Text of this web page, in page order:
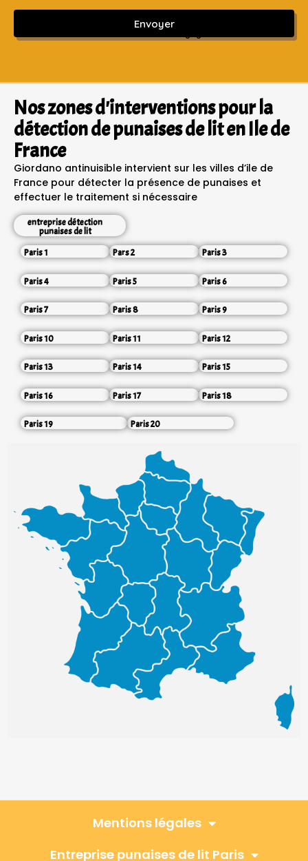
Envoyer
Sans engagement ni frais cachés
Nos zones d'interventions pour la
détection de punaises de lit en Ile de
France
Giordano antinuisible intervient sur les villes d’ile de
France pour détecter la présence de punaises et
effectuer le traitement si nécessaire
entreprise détection
punaises de lit
Paris 1
Pars 2 Paris 3
Paris 4 Paris 5 Paris 6
Paris 7 Paris 8 Paris 9
Paris 10 Paris 11 Paris 12
Paris 13 Paris 14 Paris 15
Paris 16 Paris 17 Paris 18
Paris 19 Paris 20
Mentions légales
Entreprise punaises de lit Paris